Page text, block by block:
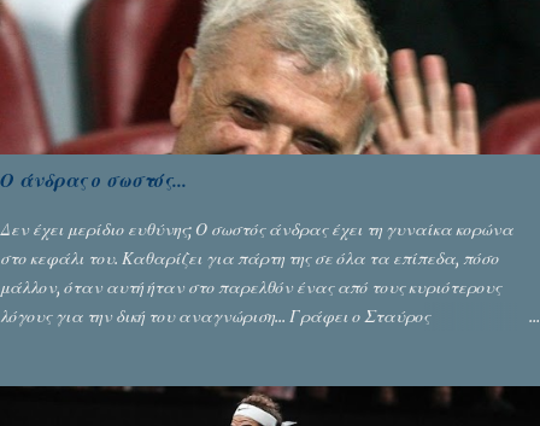
Ο άνδρας ο σωστός...
Δεν έχει μερίδιο ευθύνης; Ο σωστός άνδρας έχει τη γυναίκα κορώνα
στο κεφάλι του. Καθαρίζει για πάρτη της σε όλα τα επίπεδα, πόσο
μάλλον, όταν αυτή ήταν στο παρελθόν ένας από τους κυριότερους
λόγους για την δική του αναγνώριση... Γράφει ο Σταύρος